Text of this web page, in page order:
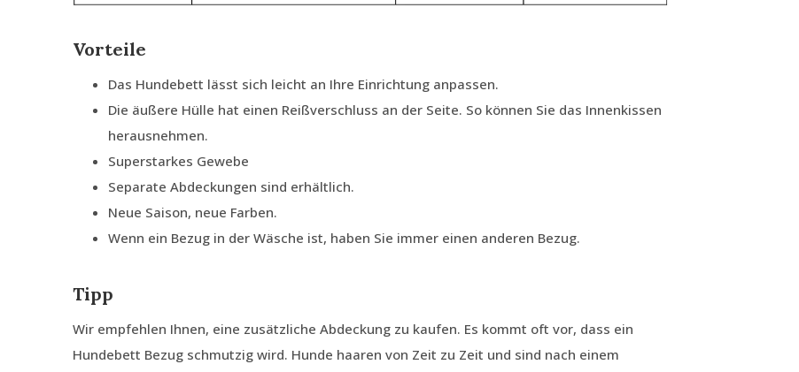
Vorteile
Das Hundebett lässt sich leicht an Ihre Einrichtung anpassen.
Die äußere Hülle hat einen Reißverschluss an der Seite. So können Sie das Innenkissen
herausnehmen.
Superstarkes Gewebe
Separate Abdeckungen sind erhältlich.
Neue Saison, neue Farben.
Wenn ein Bezug in der Wäsche ist, haben Sie immer einen anderen Bezug.
Tipp
Wir empfehlen Ihnen, eine zusätzliche Abdeckung zu kaufen. Es kommt oft vor, dass ein
Hundebett Bezug schmutzig wird. Hunde haaren von Zeit zu Zeit und sind nach einem